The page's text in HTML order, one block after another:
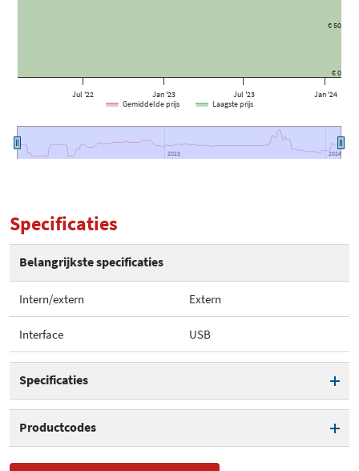
Jul '22 Jan '23 Jul '23 Jan '24
2023
2023 2024
2024
€ 0
€ 50
Gemiddelde prijs Laagste prijs
Specificaties
Belangrijkste specificaties
Intern/extern Extern
Interface USB
Specificaties
Interface USB
Productcodes
SKU
RZ20-04140100-R3M1